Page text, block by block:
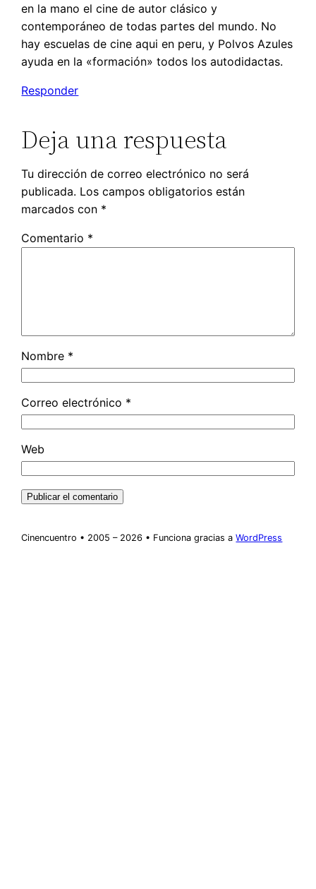
en la mano el cine de autor clásico y
contemporáneo de todas partes del mundo. No
hay escuelas de cine aqui en peru, y Polvos Azules
ayuda en la «formación» todos los autodidactas.
Responder
Deja una respuesta
Tu dirección de correo electrónico no será
publicada. Los campos obligatorios están
marcados con *
Comentario *
Nombre *
Correo electrónico *
Web
Cinencuentro • 2005 – 2026 • Funciona gracias aWordPress